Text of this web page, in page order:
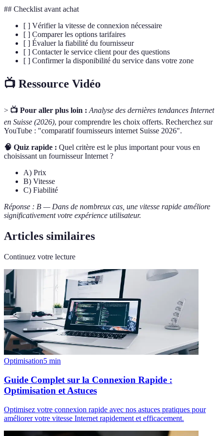
## Checklist avant achat
[ ] Vérifier la vitesse de connexion nécessaire
[ ] Comparer les options tarifaires
[ ] Évaluer la fiabilité du fournisseur
[ ] Contacter le service client pour des questions
[ ] Confirmer la disponibilité du service dans votre zone
📺 Ressource Vidéo
> 📺 Pour aller plus loin : Analyse des dernières tendances Internet
en Suisse (2026), pour comprendre les choix offerts. Recherchez sur
YouTube : "comparatif fournisseurs internet Suisse 2026".
🧠 Quiz rapide : Quel critère est le plus important pour vous en
choisissant un fournisseur Internet ?
A) Prix
B) Vitesse
C) Fiabilité
Réponse : B — Dans de nombreux cas, une vitesse rapide améliore
significativement votre expérience utilisateur.
Articles similaires
Continuez votre lecture
Optimisation5 min
Guide Complet sur la Connexion Rapide :
Optimisation et Astuces
Optimisez votre connexion rapide avec nos astuces pratiques pour
améliorer votre vitesse Internet rapidement et efficacement.